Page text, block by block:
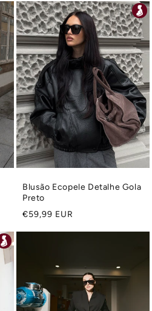
Blusão Ecopele Detalhe Gola
Preto
Preço
€59,99 EUR